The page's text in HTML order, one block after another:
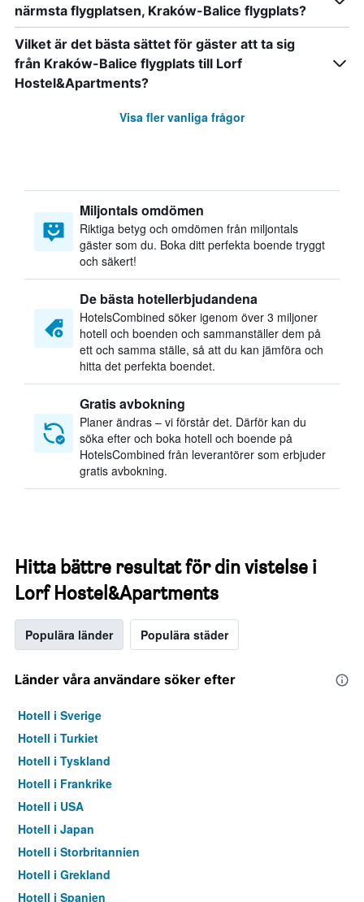
närmsta flygplatsen, Kraków-Balice flygplats?
Vilket är det bästa sättet för gäster att ta sig
från Kraków-Balice flygplats till Lorf
Hostel&Apartments?
Visa fler vanliga frågor
Miljontals omdömen
Riktiga betyg och omdömen från miljontals
gäster som du. Boka ditt perfekta boende tryggt
och säkert!
De bästa hotellerbjudandena
HotelsCombined söker igenom över 3 miljoner
hotell och boenden och sammanställer dem på
ett och samma ställe, så att du kan jämföra och
hitta det perfekta boendet.
Gratis avbokning
Planer ändras – vi förstår det. Därför kan du
söka efter och boka hotell och boende på
HotelsCombined från leverantörer som erbjuder
gratis avbokning.
Hitta bättre resultat för din vistelse i
Lorf Hostel&Apartments
Populära länder Populära städer
Länder våra användare söker efter
Hotell i Sverige
Hotell i Turkiet
Hotell i Tyskland
Hotell i Frankrike
Hotell i USA
Hotell i Japan
Hotell i Storbritannien
Hotell i Grekland
Hotell i Spanien